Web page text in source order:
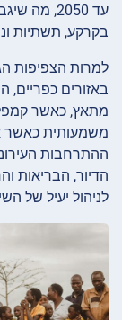
עד 2050,
בקרקע, תשתיות
באזורים כפריים,
מתאץ, כאשר
משמעותית כאשר
ההתרחבות
הדיור, הבריאות
לניהול יעיל של